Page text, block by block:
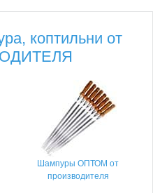
коптильни от
Шампуры ОПТОМ от
производителя